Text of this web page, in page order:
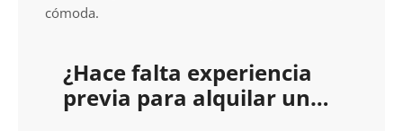
cómoda.
¿Hace falta experiencia
previa para alquilar una